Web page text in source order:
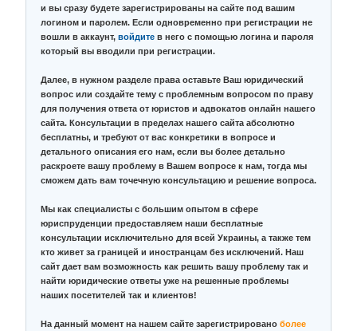
и вы сразу будете зарегистрированы на сайте под вашим
логином и паролем. Если одновременно при регистрации не
вошли в аккаунт, войдите в него с помощью логина и пароля
который вы вводили при регистрации.
Далее, в нужном разделе права оставьте Ваш юридический
вопрос или создайте тему с проблемным вопросом по праву
для получения ответа от юристов и адвокатов онлайн нашего
сайта. Консультации в пределах нашего сайта абсолютно
бесплатны, и требуют от вас конкретики в вопросе и
детального описания его нам, если вы более детально
раскроете вашу проблему в Вашем вопросе к нам, тогда мы
сможем дать вам точечную консультацию и решение вопроса.
Мы как специалисты с большим опытом в сфере
юриспруденции предоставляем наши бесплатные
консультации исключительно для всей Украины, а также тем
кто живет за границей и иностранцам без исключений. Наш
сайт дает вам возможность как решить вашу проблему так и
найти юридические ответы уже на решенные проблемы
наших посетителей так и клиентов!
На данный момент на нашем сайте зарегистрировано более